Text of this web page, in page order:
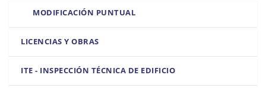
MODIFICACIÓN PUNTUAL
LICENCIAS Y OBRAS
ITE - INSPECCIÓN TÉCNICA DE EDIFICIO